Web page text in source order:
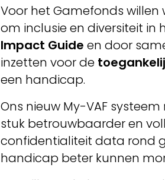
Voor het Gamefonds
om inclusie en diversiteit in
Impact Guide en door
inzetten voor de
een handicap.
Ons nieuw My-VAF
stuk betrouwbaarder en
confidentialiteit data rond
handicap beter kunnen